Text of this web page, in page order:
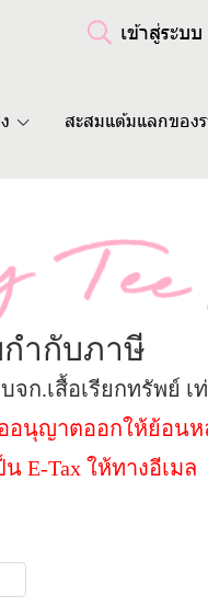
เข้าสู่ระบบ
สะสมแต้มแลกของ
ำกับภาษี
ก.เสื้อเรียกทรัพย์
อนุญาตออกให้ย้อนห
E-Tax ให้ทางอีเมล